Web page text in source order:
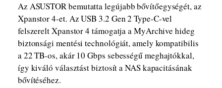
Az ASUSTOR bemutatta legújabb bővítőegységét, az
Xpanstor 4-et. Az USB 3.2 Gen 2 Type-C-vel
felszerelt Xpanstor 4 támogatja a MyArchive hideg
biztonsági mentési technológiát, amely kompatibilis
a 22 TB-os, akár 10 Gbps sebességű meghajtókkal,
így kiváló választást biztosít a NAS kapacitásának
bővítéséhez.